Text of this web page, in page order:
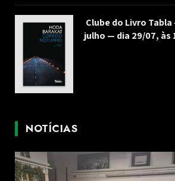
Clube do Livro
julho — dia 29/07, às
NOTÍCIAS